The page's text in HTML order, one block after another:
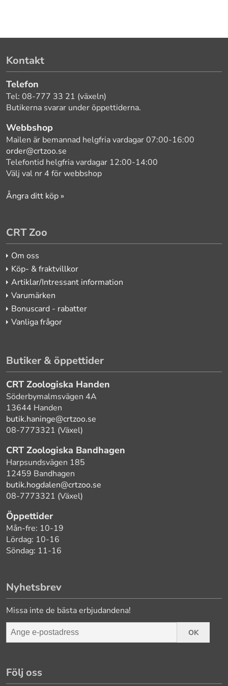
Kontakt
Telefon
Tel: 08-777 33 21 (växeln)
Butikerna svarar under öppettiderna.
Webbshop
Mailen är bemannad helgfria vardagar 07:00-16:00
order@crtzoo.se
Telefontid helgfria vardagar 12:00-14:00
Välj val nr 4 för webbshop
Ångra ditt köp »
CRT Zoo
Om oss
Köp- & fraktvillkor
Artiklar/Intressant information
Varumärken
Bonuscard - rabatter
Vanliga frågor
Butiker & öppettider
CRT Zoologiska Handen
Söderbymalmsvägen 4A
13644 Handen
butik.haninge@crtzoo.se
08-7773321 (Växel)
CRT Zoologiska Bandhagen
Harpsundsvägen 185
12459 Bandhagen
butik.hogdalen@crtzoo.se
08-7773321 (Växel)
Öppettider
Mån-fre: 10-19
Lördag: 10-16
Söndag: 11-16
Nyhetsbrev
Missa inte de bästa erbjudandena!
OK
Följ oss